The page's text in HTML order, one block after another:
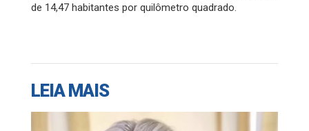
de 14,47 habitantes por quilômetro quadrado.
LEIA MAIS